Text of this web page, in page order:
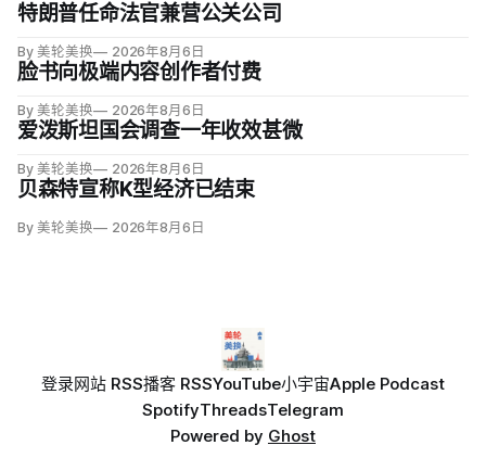
特朗普任命法官兼营公关公司
By 美轮美换 2026年8月6日
脸书向极端内容创作者付费
By 美轮美换 2026年8月6日
爱泼斯坦国会调查一年收效甚微
By 美轮美换 2026年8月6日
贝森特宣称K型经济已结束
By 美轮美换 2026年8月6日
登录网站 RSS播客 RSSYouTube小宇宙Apple Podcast
SpotifyThreadsTelegram
Powered by Ghost